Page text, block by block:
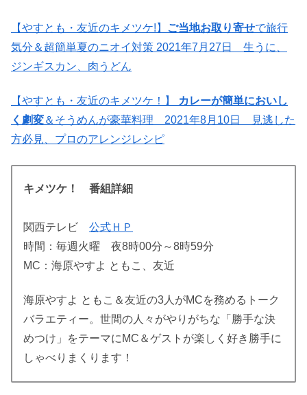
【やすとも・友近のキメツケ!】 ご当地お取り寄せで旅行
気分＆超簡単夏のニオイ対策 2021年7月27日 生うに、
ジンギスカン、肉うどん
【やすとも・友近のキメツケ！】
カレーが簡単においし
く劇変＆そうめんが豪華料理 2021年8月10日 見逃した
方必見、プロのアレンジレシピ
キメツケ！ 番組詳細
関西テレビ 公式ＨＰ
時間：毎週火曜 夜8時00分～8時59分
MC：海原やすよ ともこ、友近
海原やすよ ともこ＆友近の3人がMCを務めるトーク
バラエティー。世間の人々がやりがちな「勝手な決
めつけ」をテーマにMC＆ゲストが楽しく好き勝手に
しゃべりまくります！